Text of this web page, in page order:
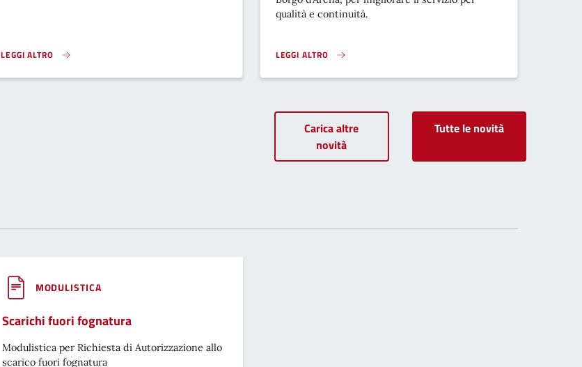
LEGGI ALTRO
AL VIA LA SOSTITUZIONE DEI CONTATORI DELL’ACQUA}
qualità e continuità.
LEGGI ALTRO
MONTOPOLI IN VAL D’ARNO: PROSEGUE L’OPERA DI
Carica altre
novità
Tutte le novità
MODULISTICA
Scarichi fuori fognatura
Modulistica per Richiesta di Autorizzazione allo
scarico fuori fognatura